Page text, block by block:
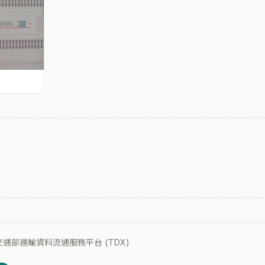
部運輸資料流通服務平台 (TDX)